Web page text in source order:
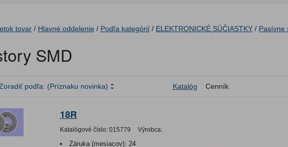
tovar / Hlavné oddelenie / Podľa kategórií / ELEKTRONICKÉ SÚČIASTKY / Pasívne
SMD
podľa: (Príznaku novinka) Katalóg Cenník
18R
Katalógové číslo: 015779 Výrobca:
Záruka (mesiacov): 24